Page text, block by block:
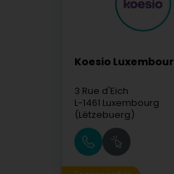
Koesio
3 Rue d'Eich
L-1461 Luxembourg
(Lëtzebuerg)